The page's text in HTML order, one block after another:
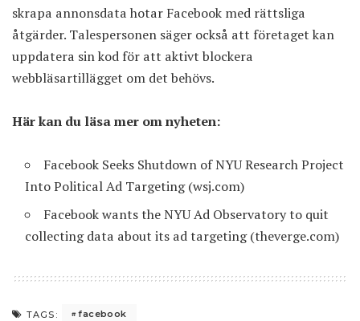
skrapa annonsdata hotar Facebook med rättsliga
åtgärder. Talespersonen säger också att företaget kan
uppdatera sin kod för att aktivt blockera
webbläsartillägget om det behövs.
Här kan du läsa mer om nyheten:
Facebook Seeks Shutdown of NYU Research Project
Into Political Ad Targeting(wsj.com)
Facebook wants the NYU Ad Observatory to quit
collecting data about its ad targeting(theverge.com)
TAGS: facebook